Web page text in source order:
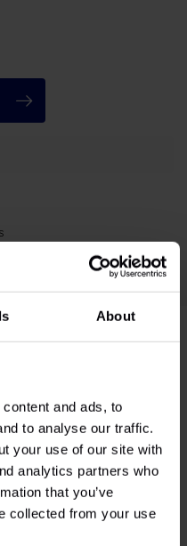
About
and ads, to
to analyse our traffic.
your use of our site with
analytics partners who
that you’ve
collected from your use
ce produit ?
? N'hésitez pas à